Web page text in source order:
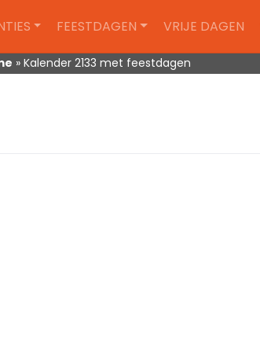
FEESTDAGEN VRIJE DAGEN
» Kalender 2133 met feestdagen